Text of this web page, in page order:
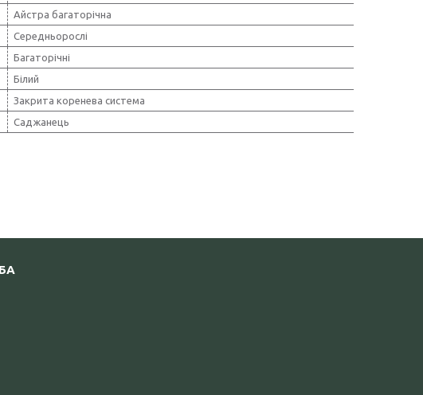
Айстра багаторічна
Середньорослі
Багаторічні
Білий
Закрита коренева система
Саджанець